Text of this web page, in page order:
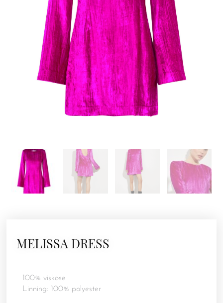
MELISSA DRESS
100% viskose
Linning: 100% polyester